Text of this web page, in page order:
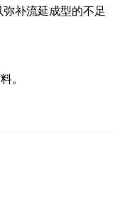
补流延成型的不足
。